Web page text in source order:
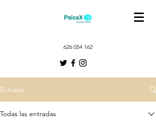
626 054 162
Entrada
Todas las entradas